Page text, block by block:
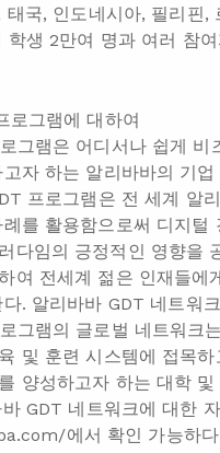
태국, 인도네시아, 필리핀,
학생 2만여 명과 여러 참
로그램에 대하여
그램은 어디서나 쉽게 비
자 하는 알리바바의 기업
프로그램은 전 세계 알
를 활용함으로써 디지털
다임의 긍정적인 영향을
여 전세계 젊은 인재들에
. 알리바바 GDT 네트워
그램의 글로벌 네트워크
및 훈련 시스템에 접목하
양성하고자 하는 대학 및
GDT 네트워크에 대한
에서 확인 가능하